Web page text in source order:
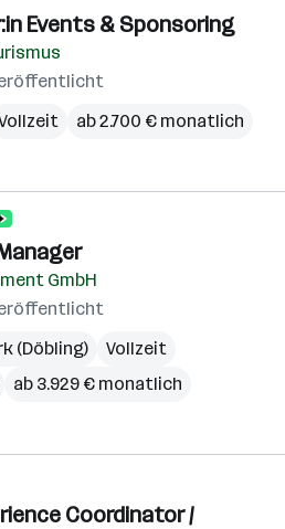
Events & Sponsoring
ab 2.700 € monatlich
GmbH
(Döbling)
Vollzeit
ab 3.929 € monatlich
Coordinator /